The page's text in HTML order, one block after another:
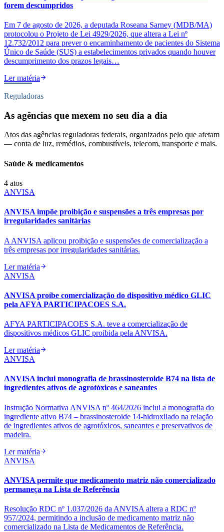
forem descumpridos
Em 7 de agosto de 2026, a deputada Roseana Sarney (MDB/MA)
protocolou o Projeto de Lei 4929/2026, que altera a Lei nº
12.732/2012 para prever o encaminhamento de pacientes do Sistema
Único de Saúde (SUS) a estabelecimentos privados quando houver
descumprimento dos prazos legais…
Ler matéria
Reguladoras
As agências que mexem no seu dia a dia
Atos das agências reguladoras federais, organizados pelo que afetam
— conta de luz, remédios, combustíveis, telecom, transporte e mais.
Saúde & medicamentos
4 atos
ANVISA
ANVISA impõe proibição e suspensões a três empresas por
irregularidades sanitárias
A ANVISA aplicou proibição e suspensões de comercialização a
três empresas por irregularidades sanitárias.
Ler matéria
ANVISA
ANVISA proíbe comercialização do dispositivo médico GLIC
pela AFYA PARTICIPACOES S.A.
AFYA PARTICIPACOES S.A. teve a comercialização de
dispositivos médicos GLIC proibida pela ANVISA.
Ler matéria
ANVISA
ANVISA inclui monografia de brassinosteroide B74 na lista de
ingredientes ativos de agrotóxicos e saneantes
Instrução Normativa ANVISA nº 464/2026 inclui a monografia do
ingrediente ativo B74 – brassinosteroide 14‑hidroxilado na relação
de ingredientes ativos de agrotóxicos, saneantes e preservativos de
madeira.
Ler matéria
ANVISA
ANVISA permite que medicamento matriz não comercializado
permaneça na Lista de Referência
Resolução RDC nº 1.037/2026 da ANVISA altera a RDC nº
957/2024, permitindo a inclusão de medicamento matriz não
comercializado na Lista de Medicamentos de Referência.